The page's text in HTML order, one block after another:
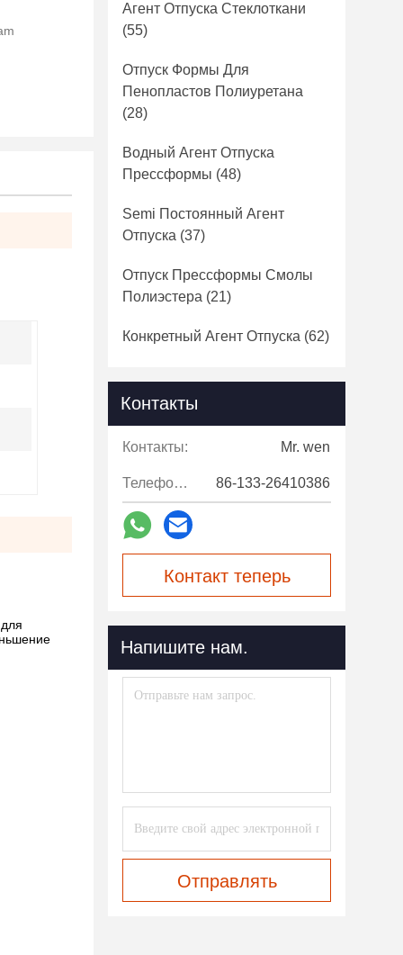
Агент Отпуска Стеклоткани
(55)
Отпуск Формы Для
Пенопластов Полиуретана
(28)
Водный Агент Отпуска
Прессформы (48)
Semi Постоянный Агент
Отпуска (37)
Отпуск Прессформы Смолы
Полиэстера (21)
Конкретный Агент Отпуска (62)
Контакты
Контакты: Mr. wen
Телефон:: 86-133-26410386
Контакт теперь
Напишите нам.
Отправлять